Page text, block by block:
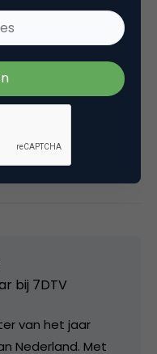
bij 7DTV
van het jaar
Nederland. Met